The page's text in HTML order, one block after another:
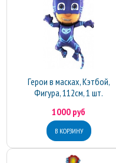
Герои в масках, Кэтбой,
Фигура, 112см, 1 шт.
1000 руб